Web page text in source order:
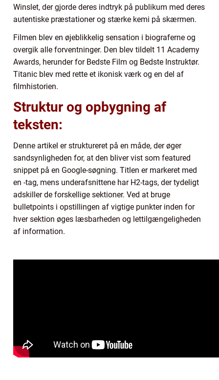
Winslet, der gjorde deres indtryk på publikum med deres
autentiske præstationer og stærke kemi på skærmen.
Filmen blev en øjeblikkelig sensation i biograferne og
overgik alle forventninger. Den blev tildelt 11 Academy
Awards, herunder for Bedste Film og Bedste Instruktør.
Titanic blev med rette et ikonisk værk og en del af
filmhistorien.
Struktur og opbygning af
teksten:
Denne artikel er struktureret på en måde, der øger
sandsynligheden for, at den bliver vist som featured
snippet på en Google-søgning. Titlen er markeret med
en -tag, mens underafsnittene har H2-tags, der tydeligt
adskiller de forskellige sektioner. Ved at bruge
bulletpoints i opstillingen af vigtige punkter inden for
hver sektion øges læsbarheden og lettilgængeligheden
af information.